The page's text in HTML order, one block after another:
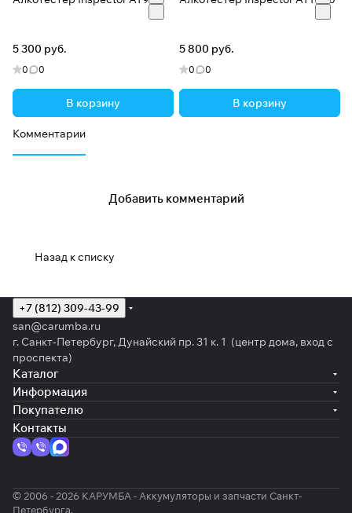
5 300 руб.
0 0
В корзину
5 800 руб.
0 0
В корзину
Комментарии
Добавить комментарий
Назад к списку
+7 (812) 309-43-99
san@carumba.ru
г. Санкт-Петербург, Дунайский пр. 31 к. 1 (центр дома, вход с
проспекта)
Каталог
Информация
Покупателю
Контакты
© 2006 - 2026 КАРУМБА - Аккумуляторы и запчасти Санкт-
Петербурга.